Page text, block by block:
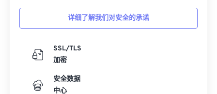
详细了解我们对安全的承诺
SSL/TLS
加密
安全数据
中心